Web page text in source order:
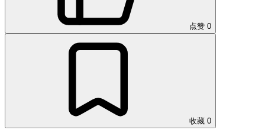
点赞 0
收藏 0